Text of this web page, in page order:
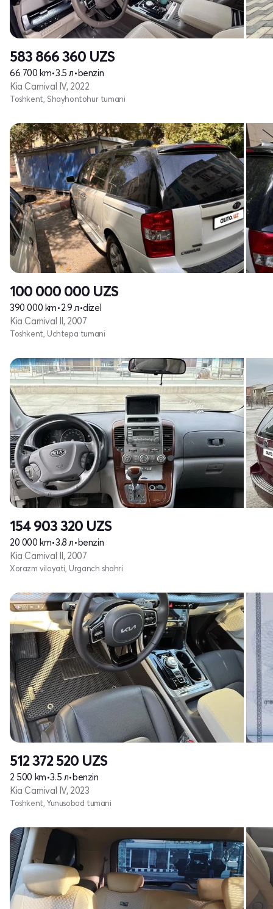
583 866 360 UZS
66 700 km•3.5 л•benzin
Kia Carnival IV, 2022
Toshkent, Shayhontohur tumani
100 000 000 UZS
390 000 km•2.9 л•dizel
Kia Carnival II, 2007
Toshkent, Uchtepa tumani
154 903 320 UZS
20 000 km•3.8 л•benzin
Kia Carnival II, 2007
Xorazm viloyati, Urganch shahri
512 372 520 UZS
2 500 km•3.5 л•benzin
Kia Carnival IV, 2023
Toshkent, Yunusobod tumani